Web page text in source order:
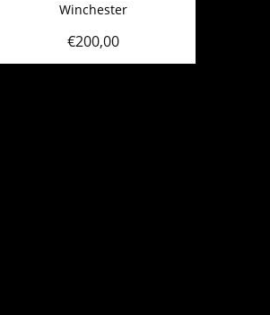
Winchester
€200,00